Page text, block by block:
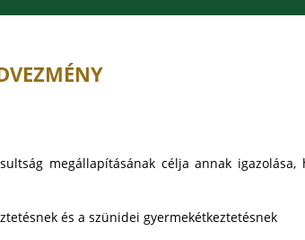
megállapításának célja annak igazolása,
és a szünidei gyermekétkeztetésnek